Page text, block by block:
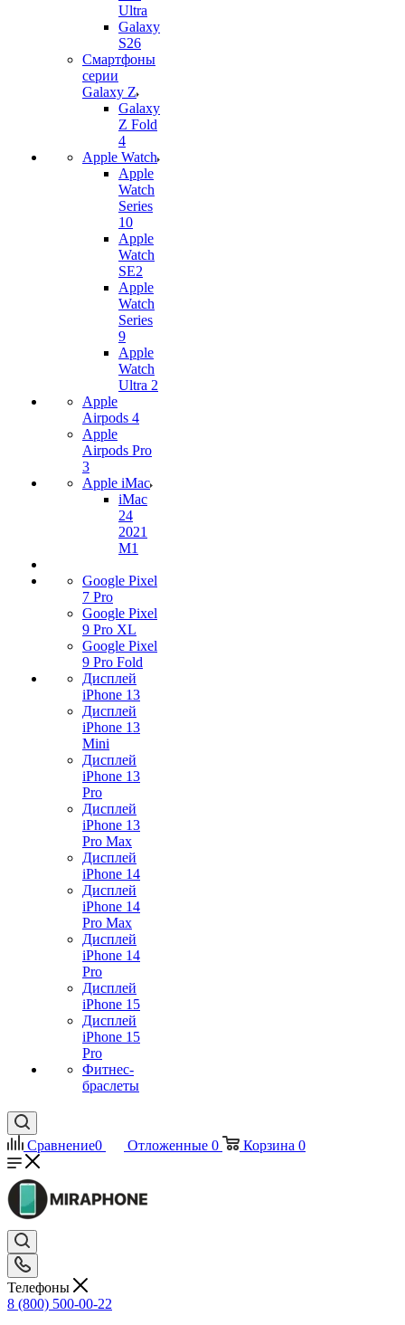
Ultra
Galaxy
S26
Смартфоны
серии
Galaxy Z
Galaxy
Z Fold
4
Apple Watch
Apple
Watch
Series
10
Apple
Watch
SE2
Apple
Watch
Series
9
Apple
Watch
Ultra 2
Apple
Airpods 4
Apple
Airpods Pro
3
Apple iMac
iMac
24
2021
M1
Google Pixel
7 Pro
Google Pixel
9 Pro XL
Google Pixel
9 Pro Fold
Дисплей
iPhone 13
Дисплей
iPhone 13
Mini
Дисплей
iPhone 13
Pro
Дисплей
iPhone 13
Pro Max
Дисплей
iPhone 14
Дисплей
iPhone 14
Pro Max
Дисплей
iPhone 14
Pro
Дисплей
iPhone 15
Дисплей
iPhone 15
Pro
Фитнес-
браслеты
Сравнение0 Отложенные 0 Корзина 0
Телефоны
8 (800) 500-00-22